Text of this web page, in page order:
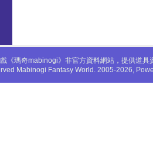
《瑪奇mabinogi》非官方資料網站，提供道
Mabinogi Fantasy World. 2005-2026,